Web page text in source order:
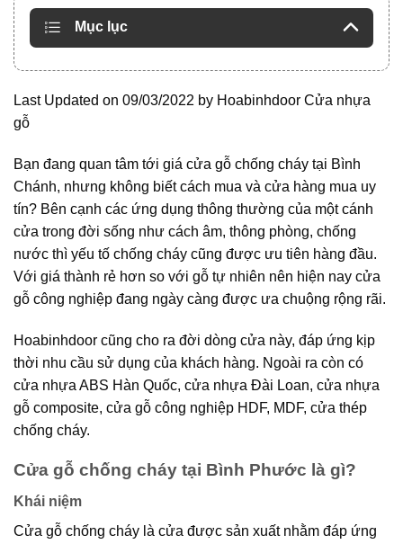
Mục lục
Last Updated on 09/03/2022 by Hoabinhdoor Cửa nhựa
gỗ
Bạn đang quan tâm tới giá cửa gỗ chống cháy tại Bình
Chánh, nhưng không biết cách mua và cửa hàng mua uy
tín? Bên cạnh các ứng dụng thông thường của một cánh
cửa trong đời sống như cách âm, thông phòng, chống
nước thì yếu tố chống cháy cũng được ưu tiên hàng đầu.
Với giá thành rẻ hơn so với gỗ tự nhiên nên hiện nay cửa
gỗ công nghiệp đang ngày càng được ưa chuộng rộng rãi.
Hoabinhdoor cũng cho ra đời dòng cửa này, đáp ứng kịp
thời nhu cầu sử dụng của khách hàng. Ngoài ra còn có
cửa nhựa ABS Hàn Quốc, cửa nhựa Đài Loan, cửa nhựa
gỗ composite, cửa gỗ công nghiệp HDF, MDF, cửa thép
chống cháy.
Cửa gỗ chống cháy tại Bình Phước là gì?
Khái niệm
Cửa gỗ chống cháy là cửa được sản xuất nhằm đáp ứng